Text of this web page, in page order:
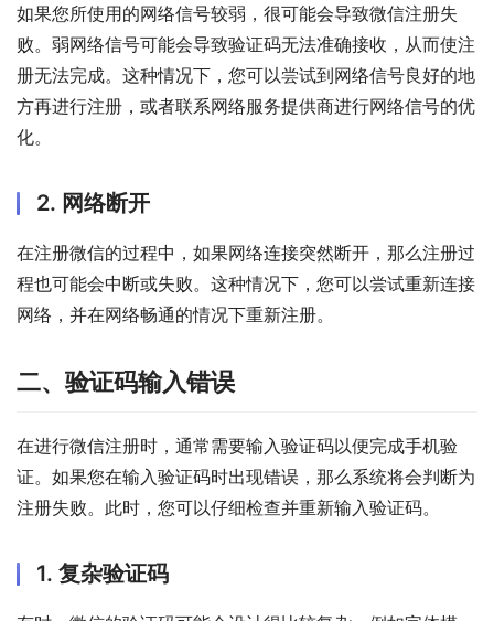
如果您所使用的网络信号较弱，很可能会导致微信注册失
败。弱网络信号可能会导致验证码无法准确接收，从而使注
册无法完成。这种情况下，您可以尝试到网络信号良好的地
方再进行注册，或者联系网络服务提供商进行网络信号的优
化。
2. 网络断开
在注册微信的过程中，如果网络连接突然断开，那么注册过
程也可能会中断或失败。这种情况下，您可以尝试重新连接
网络，并在网络畅通的情况下重新注册。
二、验证码输入错误
在进行微信注册时，通常需要输入验证码以便完成手机验
证。如果您在输入验证码时出现错误，那么系统将会判断为
注册失败。此时，您可以仔细检查并重新输入验证码。
1. 复杂验证码